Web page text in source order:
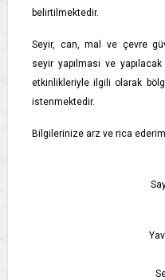
belirtilmektedir.
Seyir, can, mal ve çevre
seyir yapılması ve
etkinlikleriyle ilgili olarak
istenmektedir.
Bilgilerinize arz ve rica